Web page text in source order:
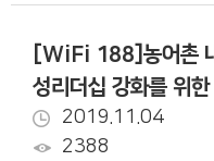
[WiFi 188]농어촌
성리더십 강화를 위
2019.11.04
2388